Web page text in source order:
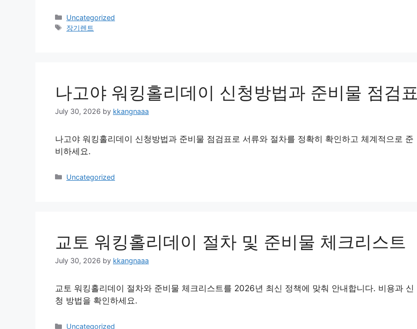
Categories
Uncategorized
Tags
장기렌트
나고야 워킹홀리데이 신청방법과 준비물 점검표
July 30, 2026 by kkangnaaa
나고야 워킹홀리데이 신청방법과 준비물 점검표로 서류와 절차를 정확히 확인하고 체계적으로 준
비하세요.
Categories
Uncategorized
교토 워킹홀리데이 절차 및 준비물 체크리스트
July 30, 2026 by kkangnaaa
교토 워킹홀리데이 절차와 준비물 체크리스트를 2026년 최신 정책에 맞춰 안내합니다. 비용과 신
청 방법을 확인하세요.
Categories
Uncategorized